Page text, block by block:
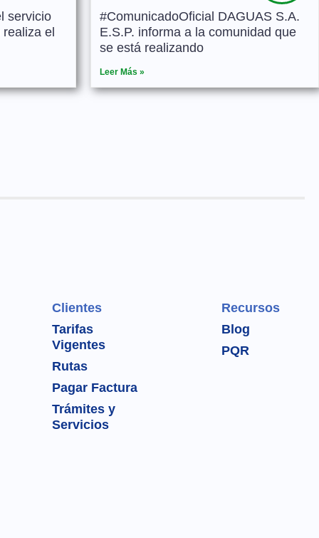
servicio
el
#ComunicadoOficial DAGUAS S.A.
E.S.P. informa a la comunidad que
se está realizando
Leer Más »
Clientes
Tarifas
Vigentes
Rutas
Pagar Factura
Trámites y
Servicios
Recursos
Blog
PQR